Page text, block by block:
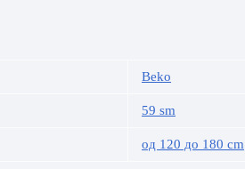
Beko
59 sm
од 120 до 180 cm